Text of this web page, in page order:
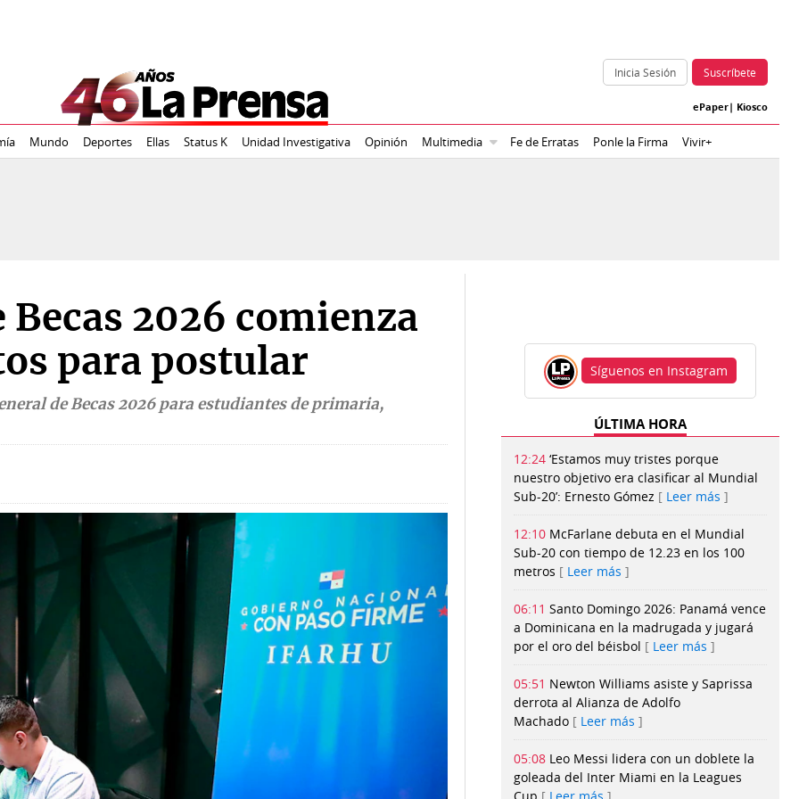
Inicia Sesión Suscríbete
ePaper| Kiosco
Mundo Deportes Ellas Status K Unidad Investigativa Opinión Multimedia Fe de Erratas Ponle la Firma Vivir+
Becas 2026 comienza
para postular
de Becas 2026 para estudiantes de primaria,
Síguenos en Instagram
ÚLTIMA HORA
12:24 ‘Estamos muy tristes porque
nuestro objetivo era clasificar al Mundial
Sub-20’: Ernesto Gómez
Leer más
12:10 McFarlane debuta en el Mundial
Sub-20 con tiempo de 12.23 en los 100
metros
Leer más
06:11 Santo Domingo 2026: Panamá vence
a Dominicana en la madrugada y jugará
por el oro del béisbol
Leer más
05:51 Newton Williams asiste y Saprissa
derrota al Alianza de Adolfo
Machado
Leer más
05:08 Leo Messi lidera con un doblete la
goleada del Inter Miami en la Leagues